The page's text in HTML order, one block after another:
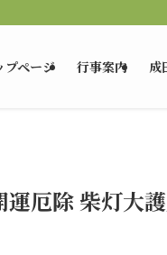
プページ 行事案内 成
運厄除 柴灯大